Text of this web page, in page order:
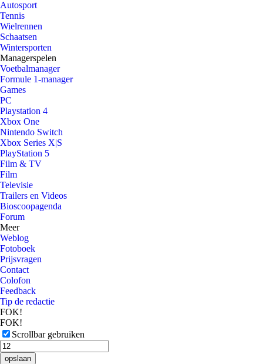
Autosport
Tennis
Wielrennen
Schaatsen
Wintersporten
Managerspelen
Voetbalmanager
Formule 1-manager
Games
PC
Playstation 4
Xbox One
Nintendo Switch
Xbox Series X|S
PlayStation 5
Film & TV
Film
Televisie
Trailers en Videos
Bioscoopagenda
Forum
Meer
Weblog
Fotoboek
Prijsvragen
Contact
Colofon
Feedback
Tip de redactie
FOK!
FOK!
Scrollbar gebruiken
opslaan